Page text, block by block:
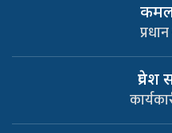
प्रवेश